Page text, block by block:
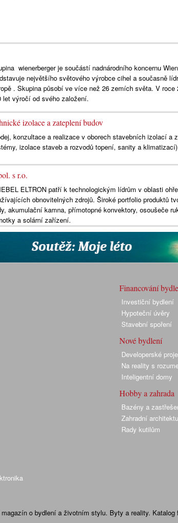
wienerberger je součástí nadnárodního koncernu
největšího světového výrobce cihel a současně
. Skupina působí ve více než 26 zemích světa. V roce
let výročí od svého založení.
izolace a zateplení budov
konzultace a realizace v oborech stavebních izolací a
izolace staveb a rozvodů topení, sanity a klimatizací)
s r.o.
ELTRON patří k technologickým lídrům v oblasti
obnovitelných zdrojů. Široké portfolio produktů
akumulační kamna, přímotopné konvektory, osoušeče
a solární zařízení.
Financování
Investiční bydlení
Hypoteční úvěry
Stavební spoření
Nové bydlení
Developerské
Na reality s
Inteligentní domy
Hobby a zahrada
Bazény a
Zahradní
Rady kutilům
o bydlení a životním stylu. Byty a reality. Katalog